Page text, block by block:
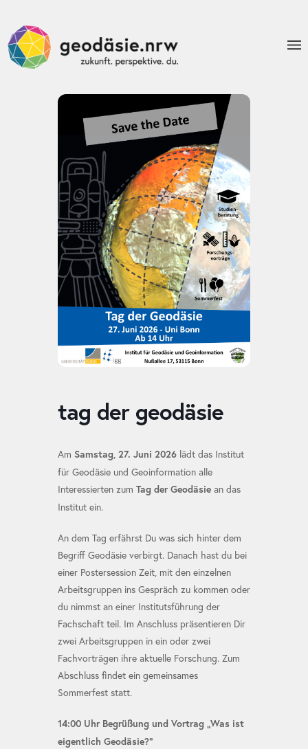
tag der geodäsie
Am Samstag, 27. Juni 2026 lädt das Institut
für Geodäsie und Geoinformation alle
Interessierten zum Tag der Geodäsie an das
Institut ein.
An dem Tag erfährst Du was sich hinter dem
Begriff Geodäsie verbirgt. Danach hast du bei
einer Postersession Zeit, mit den einzelnen
Arbeitsgruppen ins Gespräch zu kommen oder
du nimmst an einer Institutsführung der
Fachschaft teil. Im Anschluss präsentieren Dir
zwei Arbeitsgruppen in ein oder zwei
Fachvorträgen ihre aktuelle Forschung. Zum
Abschluss findet ein gemeinsames
Sommerfest statt.
14:00 Uhr Begrüßung und Vortrag „Was ist
eigentlich Geodäsie?“